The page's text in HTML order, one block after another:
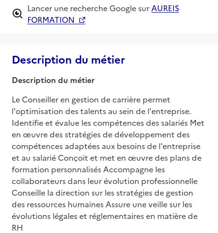
Lancer une recherche Google sur AUREIS
FORMATION
Description du métier
Description du métier
Le Conseiller en gestion de carrière permet
l'optimisation des talents au sein de l'entreprise.
Identifie et évalue les compétences des salariés Met
en œuvre des stratégies de développement des
compétences adaptées aux besoins de l'entreprise
et au salarié Conçoit et met en œuvre des plans de
formation personnalisés Accompagne les
collaborateurs dans leur évolution professionnelle
Conseille la direction sur les stratégies de gestion
des ressources humaines Assure une veille sur les
évolutions légales et réglementaires en matière de
RH